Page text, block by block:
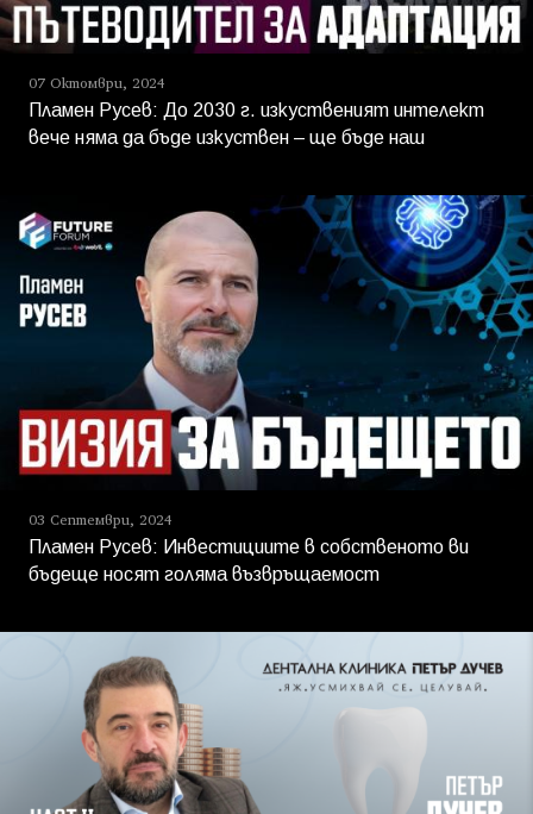
07 Октомври, 2024
Пламен Русев: До 2030 г. изкуственият интелект
вече няма да бъде изкуствен – ще бъде наш
03 Септември, 2024
Пламен Русев: Инвестициите в собственото ви
бъдеще носят голяма възвръщаемост